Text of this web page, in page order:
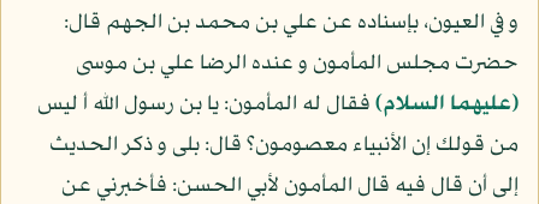
و في العيون، بإسناده عن علي بن محمد بن الجهم قال:
حضرت مجلس المأمون و عنده الرضا علي بن موسى
(عليهما السلام)فقال له المأمون: يا بن رسول الله أ ليس
من قولك إن الأنبياء معصومون؟ قال: بلى و ذكر الحديث
إلى أن قال فيه قال المأمون لأبي الحسن: فأخبرني عن